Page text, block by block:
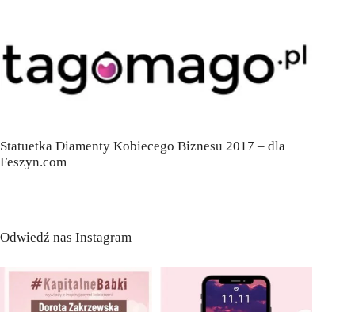
Statuetka Diamenty Kobiecego Biznesu 2017 – dla
Feszyn.com
Odwiedź nas Instagram